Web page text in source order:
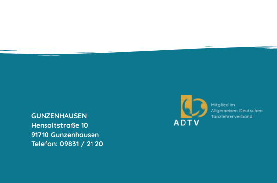
GUNZENHAUSEN
Hensoltstraße 10
91710 Gunzenhausen
Telefon: 09831 / 21 20